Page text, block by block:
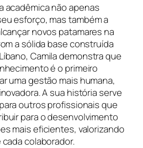
acadêmica não apenas
esforço, mas também a
novos patamares na
a sólida base construída
Camila demonstra que
é o primeiro
uma gestão mais humana,
A sua história serve
outros profissionais que
para o desenvolvimento
mais eficientes, valorizando
colaborador.